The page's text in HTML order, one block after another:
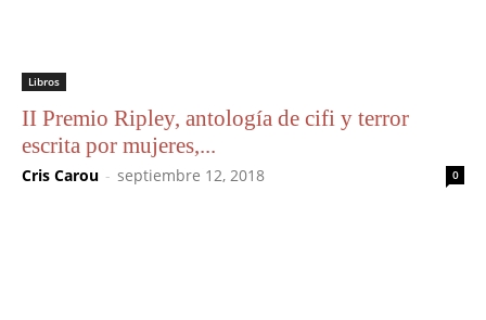
Libros
II Premio Ripley, antología de cifi y terror
escrita por mujeres,...
Cris Carou - septiembre 12, 2018 0